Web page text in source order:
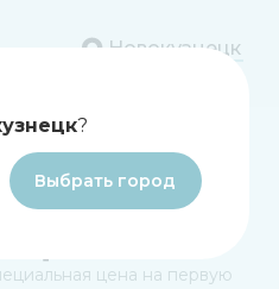
Новокузнецк
В
цена на первую
?
Выбрать город